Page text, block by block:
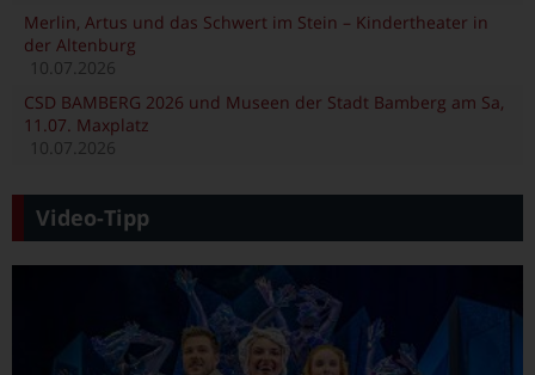
Merlin, Artus und das Schwert im Stein – Kindertheater in
der Altenburg
10.07.2026
CSD BAMBERG 2026 und Museen der Stadt Bamberg am Sa,
11.07. Maxplatz
10.07.2026
Video-Tipp